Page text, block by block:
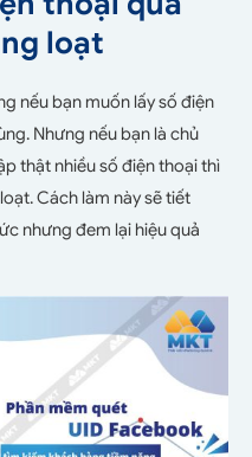
loạt
nếu bạn muốn lấy số điện
Nhưng nếu bạn là chủ
thật nhiều số điện thoại thì
Cách làm này sẽ tiết
nhưng đem lại hiệu quả